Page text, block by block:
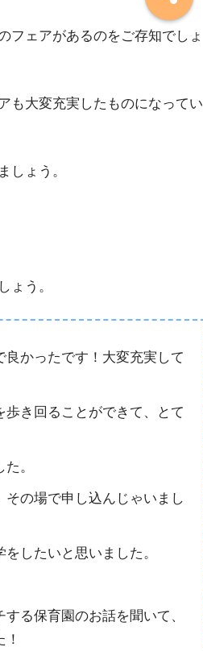
フェアがあるのをご存知でしょ
も大変充実したものになってい
しょう。
ょう。
かったです！大変充実して
き回ることができて、とて
。
の場で申し込んじゃいまし
したいと思いました。
る保育園のお話を聞いて、